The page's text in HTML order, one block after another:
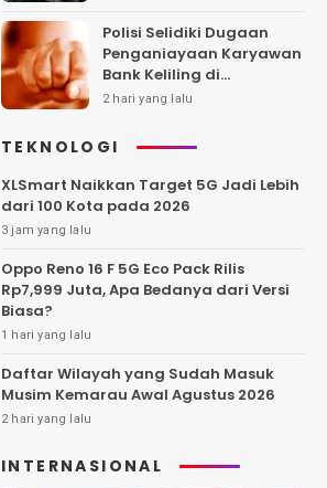
Polisi Selidiki Dugaan
Penganiayaan Karyawan
Bank Keliling di
Tangerang
2 hari yang lalu
TEKNOLOGI
XLSmart Naikkan Target 5G Jadi Lebih
dari 100 Kota pada 2026
3 jam yang lalu
Oppo Reno 16 F 5G Eco Pack Rilis
Rp7,999 Juta, Apa Bedanya dari Versi
Biasa?
1 hari yang lalu
Daftar Wilayah yang Sudah Masuk
Musim Kemarau Awal Agustus 2026
2 hari yang lalu
INTERNASIONAL